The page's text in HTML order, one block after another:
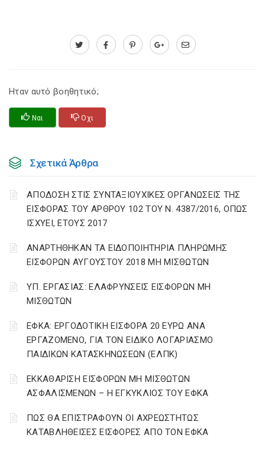
Ηταν αυτό βοηθητικό;
Ναι Οχι
Σχετικά Άρθρα
ΑΠΟΔΟΣΗ ΣΤΙΣ ΣΥΝΤΑΞΙΟΥΧΙΚΕΣ ΟΡΓΑΝΩΣΕΙΣ ΤΗΣ
ΕΙΣΦΟΡΑΣ ΤΟΥ ΑΡΘΡΟΥ 102 ΤΟΥ Ν. 4387/2016, ΟΠΩΣ
ΙΣΧΥΕΙ, ΕΤΟΥΣ 2017
ΑΝΑΡΤΗΘΗΚΑΝ ΤΑ ΕΙΔΟΠΟΙΗΤΗΡΙΑ ΠΛΗΡΩΜΗΣ
ΕΙΣΦΟΡΩΝ ΑΥΓΟΥΣΤΟΥ 2018 ΜΗ ΜΙΣΘΩΤΩΝ
ΥΠ. ΕΡΓΑΣΙΑΣ: ΕΛΑΦΡΥΝΣΕΙΣ ΕΙΣΦΟΡΩΝ ΜΗ
ΜΙΣΘΩΤΩΝ
ΕΦΚΑ: ΕΡΓΟΔΟΤΙΚΗ ΕΙΣΦΟΡΑ 20 ΕΥΡΩ ΑΝΑ
ΕΡΓΑΖΟΜΕΝΟ, ΓΙΑ ΤΟΝ ΕΙΔΙΚΟ ΛΟΓΑΡΙΑΣΜΟ
ΠΑΙΔΙΚΩΝ ΚΑΤΑΣΚΗΝΩΣΕΩΝ (ΕΛΠΚ)
ΕΚΚΑΘΑΡΙΣΗ ΕΙΣΦΟΡΩΝ ΜΗ ΜΙΣΘΩΤΩΝ
ΑΣΦΑΛΙΣΜΕΝΩΝ – Η ΕΓΚΥΚΛΙΟΣ ΤΟΥ ΕΦΚΑ
ΠΩΣ ΘΑ ΕΠΙΣΤΡΑΦΟΥΝ ΟΙ ΑΧΡΕΩΣΤΗΤΩΣ
ΚΑΤΑΒΛΗΘΕΙΣΕΣ ΕΙΣΦΟΡΕΣ ΑΠΟ ΤΟΝ ΕΦΚΑ